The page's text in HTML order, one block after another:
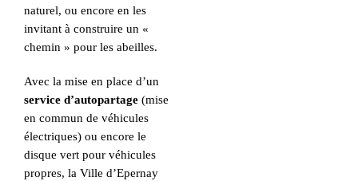
naturel, ou encore en les
invitant à construire un «
chemin » pour les abeilles.
Avec la mise en place d’un
service d’autopartage (mise
en commun de véhicules
électriques) ou encore le
disque vert pour véhicules
propres, la Ville d’Epernay